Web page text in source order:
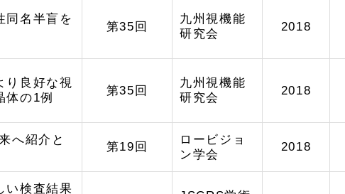
同名半盲を
第35回
九州視機能
研究会
2018
り良好な視
体の1例
第35回
九州視機能
研究会
2018
へ紹介と
第19回
ロービジョ
ン学会
2018
検査結果